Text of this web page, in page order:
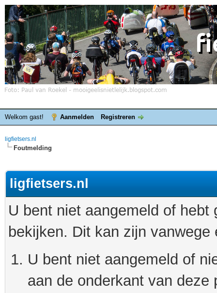
Welkom gast! Aanmelden Registreren
ligfietsers.nl
Foutmelding
ligfietsers.nl
U bent niet aangemeld of
bekijken. Dit kan zijn
U bent niet aangemeld of
aan de onderkant van